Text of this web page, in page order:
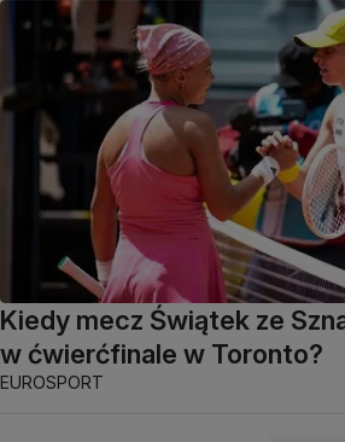
Kiedy mecz Świątek ze
w ćwierćfinale w Toronto?
EUROSPORT